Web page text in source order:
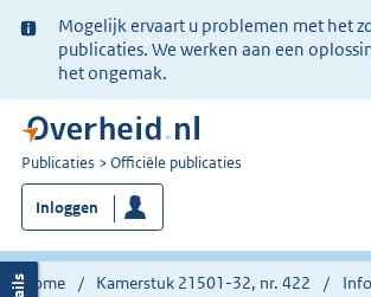
Ter
informatie:
Mogelijk ervaart u problemen met het
publicaties. We werken aan een
het ongemak.
U
bent
nu
hier:
Publicaties Officiële publicaties
Inloggen
Home Kamerstuk 21501-32, nr. 422